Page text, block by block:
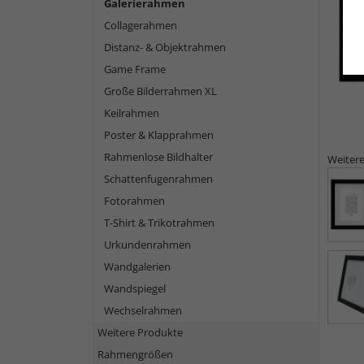
Galerierahmen
Collagerahmen
Distanz- & Objektrahmen
Game Frame
Große Bilderrahmen XL
Keilrahmen
Poster & Klapprahmen
Rahmenlose Bildhalter
Schattenfugenrahmen
Fotorahmen
T-Shirt & Trikotrahmen
Urkundenrahmen
Wandgalerien
Wandspiegel
Wechselrahmen
Weitere Produkte
Rahmengrößen